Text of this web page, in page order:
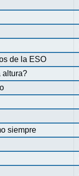
de la ESO
altura?
siempre